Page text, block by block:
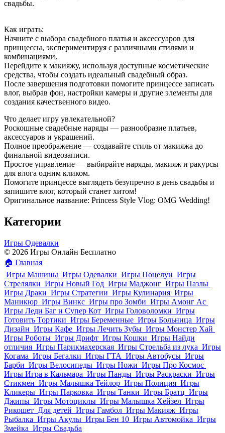
свадьбы.
Как играть:
Начните с выбора свадебного платья и аксессуаров для
принцессы, экспериментируя с различными стилями и
комбинациями.
Перейдите к макияжу, используя доступные косметические
средства, чтобы создать идеальный свадебный образ.
После завершения подготовки помогите принцессе записать
влог, выбрав фон, настройки камеры и другие элементы для
создания качественного видео.
Что делает игру увлекательной?
Роскошные свадебные наряды — разнообразие платьев,
аксессуаров и украшений.
Полное преображение — создавайте стиль от макияжа до
финальной видеозаписи.
Простое управление — выбирайте наряды, макияж и ракурсы
для влога одним кликом.
Помогите принцессе выглядеть безупречно в день свадьбы и
запишите влог, который станет хитом!
Оригинальное название: Princess Style Vlog: OMG Wedding!
Категории
Игры Одевалки
© 2026 Игры Онлайн Бесплатно
🏠 Главная
Игры Машины Игры Одевалки Игры Поцелуи Игры
Стрелялки Игры Новый Год Игры Маджонг Игры Пазлы
Игры Драки Игры Стратегии Игры Кулинария Игры
Маникюр Игры Винкс Игры про Зомби Игры Амонг Ас
Игры Леди Баг и Супер Кот Игры Головоломки Игры
Готовить Тортики Игры Беременные Игры Больница Игры
Дизайн Игры Кафе Игры Лечить Зубы Игры Монстер Хай
Игры Роботы Игры Дрифт Игры Кошки Игры Найди
отличия Игры Парикмахерская Игры Стрельба из лука Игры
Когама Игры Бегалки Игры ГТА Игры Автобусы Игры
Барби Игры Велосипеды Игры Ножи Игры Про Космос
Игры Игра в Кальмара Игры Панды Игры Раскраски Игры
Стикмен Игры Малышка Тейлор Игры Полиция Игры
Кликеры Игры Парковка Игры Танки Игры Братц Игры
Джипы Игры Мотоциклы Игры Малышка Хейзел Игры
Рикошет Для детей Игры Гамбол Игры Макияж Игры
Рыбалка Игры Акулы Игры Бен 10 Игры Автомойка Игры
Змейка Игры Свадьба